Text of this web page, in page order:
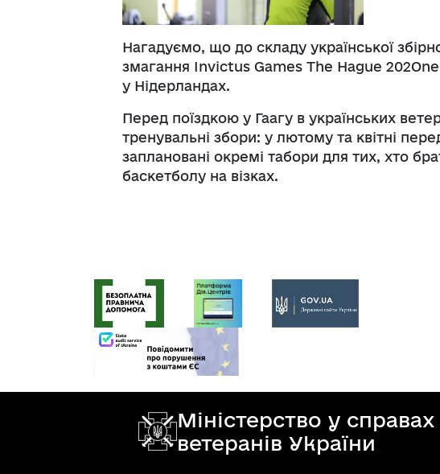
Нагадуємо, що до складу української
змагання Invictus Games The Hague
у Нідерландах.
Перед поїздкою у Гаагу в українських
тренувальні збори: у лютому та квітні
заплановані окремі табори для тих, хто
баскетболу на візках.
Міністерство у справах
ветеранів України